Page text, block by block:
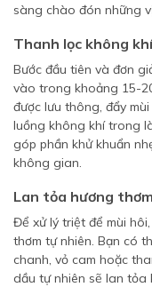
sàng chào đón những
Thanh lọc không
Bước đầu tiên và đơn
vào trong khoảng 15-
được lưu thông, đẩy
luồng không khí trong
góp phần khử khuẩn
không gian.
Lan tỏa hương
Để xử lý triệt để mùi
thơm tự nhiên. Bạn có
chanh, vỏ cam hoặc
dầu tự nhiên sẽ lan tỏa